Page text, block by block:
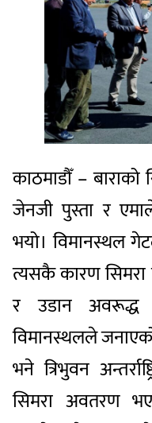
काठमाडौँ – बाराको
जेनजी पुस्ता र
भयो। विमानस्थल
त्यसकै कारण
र उडान अवरूद्ध
विमानस्थलले
भने त्रिभुवन
सिमरा अवतरण